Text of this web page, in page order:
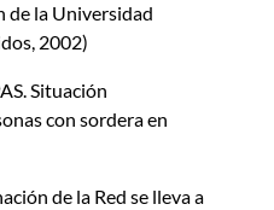
la Universidad
2002)
Situación
con sordera en
de la Red se lleva a